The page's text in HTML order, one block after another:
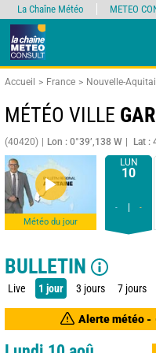
Accueil France Nouvelle-
MÉTÉO VILLE
(40420) Lon : 0°39’,138 W Lat :
Météo du jour
LUN
10
- -
BULLETIN
Live 1 jour 3 jours 7 jours
Alerte météo -
La Chaîne Météo METEO